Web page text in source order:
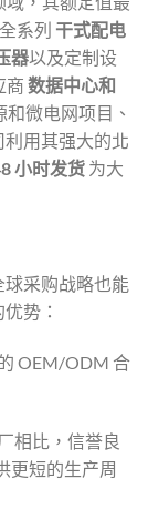
系列 干式配电
器以及定制设
商 数据中心和
微电网项目、
用其强大的北
小时发货 为大
采购战略也能
势：
OEM/ODM 合
相比，信誉良
更短的生产周